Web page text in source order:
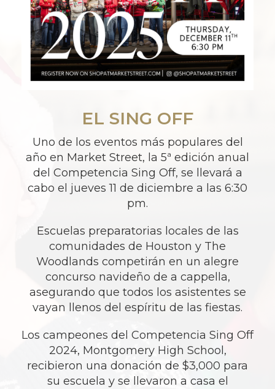
EL SING OFF
Uno de los eventos más populares del
año en Market Street, la 5ª edición anual
del Competencia Sing Off, se llevará a
cabo el jueves 11 de diciembre a las 6:30
pm.
Escuelas preparatorias locales de las
comunidades de Houston y The
Woodlands competirán en un alegre
concurso navideño de a cappella,
asegurando que todos los asistentes se
vayan llenos del espíritu de las fiestas.
Los campeones del Competencia Sing Off
2024, Montgomery High School,
recibieron una donación de $3,000 para
su escuela y se llevaron a casa el